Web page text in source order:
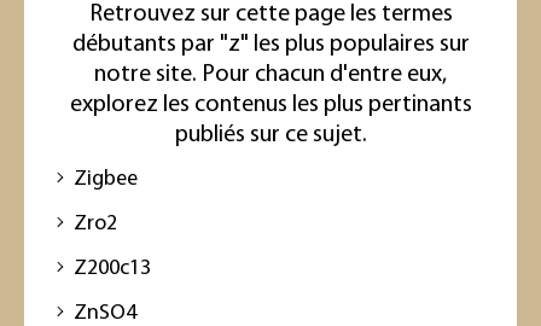
Retrouvez sur cette page les termes
débutants par "z" les plus populaires sur
notre site. Pour chacun d'entre eux,
explorez les contenus les plus pertinants
publiés sur ce sujet.
Zigbee
Zro2
Z200c13
ZnSO4